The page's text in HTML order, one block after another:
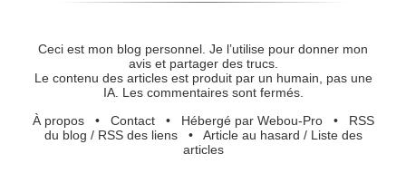
Ceci est mon blog personnel. Je l’utilise pour donner mon
avis et partager des trucs.
Le contenu des articles est produit par un humain, pas une
IA. Les commentaires sont fermés.
À propos• Contact• Hébergé par Webou-Pro• RSS
du blog / RSS des liens• Article au hasard / Liste des
articles